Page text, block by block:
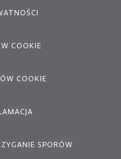
COOKIE
COOKIE
SPORÓW